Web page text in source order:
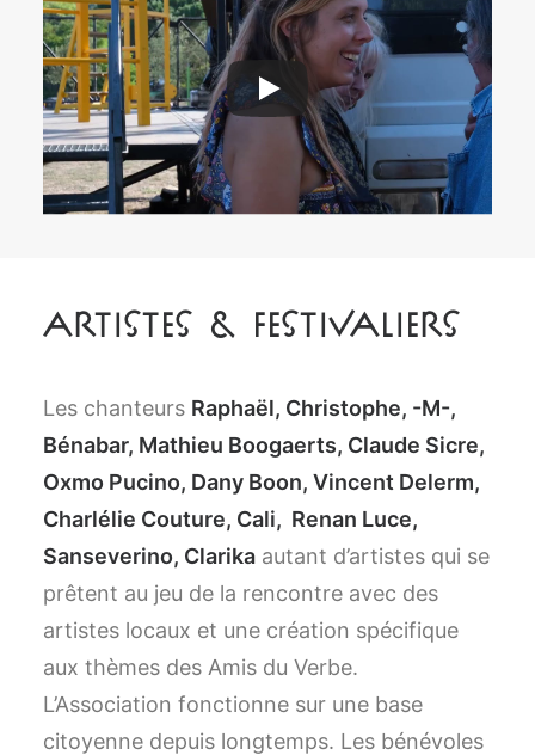
Artistes & Festivaliers
Les chanteurs Raphaël, Christophe, -M-,
Bénabar, Mathieu Boogaerts, Claude Sicre,
Oxmo Pucino, Dany Boon, Vincent Delerm,
Charlélie Couture, Cali, Renan Luce,
Sanseverino, Clarika autant d’artistes qui se
prêtent au jeu de la rencontre avec des
artistes locaux et une création spécifique
aux thèmes des Amis du Verbe.
L’Association fonctionne sur une base
citoyenne depuis longtemps. Les bénévoles